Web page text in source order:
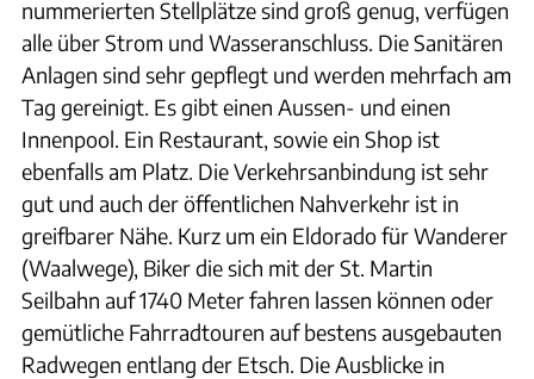
nummerierten Stellplätze sind groß genug, verfügen
alle über Strom und Wasseranschluss. Die Sanitären
Anlagen sind sehr gepflegt und werden mehrfach am
Tag gereinigt. Es gibt einen Aussen- und einen
Innenpool. Ein Restaurant, sowie ein Shop ist
ebenfalls am Platz. Die Verkehrsanbindung ist sehr
gut und auch der öffentlichen Nahverkehr ist in
greifbarer Nähe. Kurz um ein Eldorado für Wanderer
(Waalwege), Biker die sich mit der St. Martin
Seilbahn auf 1740 Meter fahren lassen können oder
gemütliche Fahrradtouren auf bestens ausgebauten
Radwegen entlang der Etsch. Die Ausblicke in